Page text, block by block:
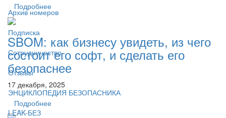
Архив номеров
Подписка
Сотрудничество
Отзывы
ЭНЦИКЛОПЕДИЯ БЕЗОПАСНИКА
LEAK-БЕЗ
Подробнее
SBOM: как бизнесу увидеть, из чего
состоит его софт, и сделать его
безопаснее
17 декабря, 2025
Подробнее